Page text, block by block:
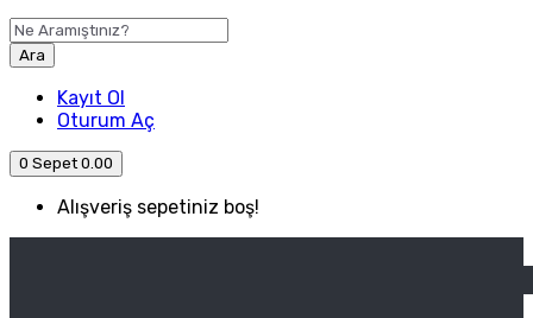
Ara
Kayıt Ol
Oturum Aç
0 Sepet 0.00
Alışveriş sepetiniz boş!